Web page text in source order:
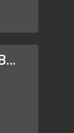
Частный нотариус Снежко Дмитрий Витальевич